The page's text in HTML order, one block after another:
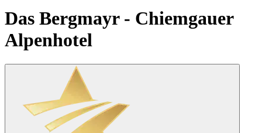
Das Bergmayr - Chiemgauer
Alpenhotel